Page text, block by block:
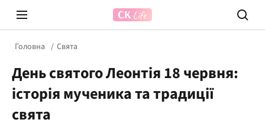
Головна Свята
День святого Леонтія 18 червня:
історія мученика та традиції
свята